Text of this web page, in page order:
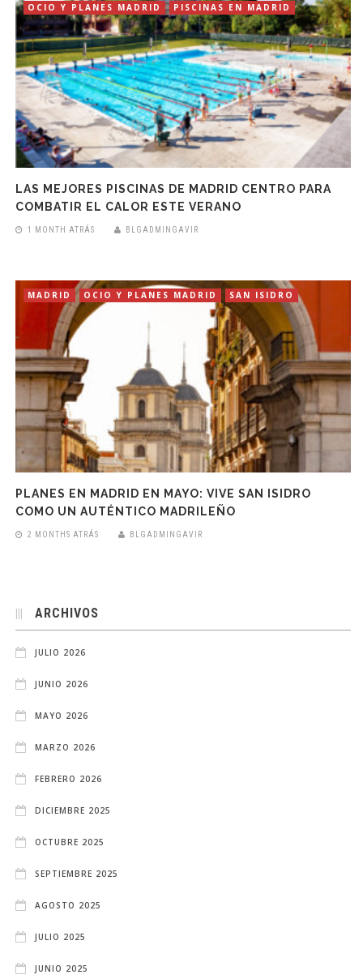
OCIO Y PLANES MADRID
PISCINAS EN MADRID
LAS MEJORES PISCINAS DE MADRID CENTRO PARA
COMBATIR EL CALOR ESTE VERANO
1 MONTH ATRÁS BLGADMINGAVIR
MADRID OCIO Y PLANES MADRID SAN ISIDRO
PLANES EN MADRID EN MAYO: VIVE SAN ISIDRO
COMO UN AUTÉNTICO MADRILEÑO
2 MONTHS ATRÁS BLGADMINGAVIR
ARCHIVOS
JULIO 2026
JUNIO 2026
MAYO 2026
MARZO 2026
FEBRERO 2026
DICIEMBRE 2025
OCTUBRE 2025
SEPTIEMBRE 2025
AGOSTO 2025
JULIO 2025
JUNIO 2025